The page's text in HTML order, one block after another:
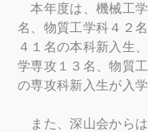
本年度は、機械工
名、物質工学科４２
４１名の本科新入生
学専攻１３名、物質
の専攻科新入生が入学
また、深山会からは
U
地